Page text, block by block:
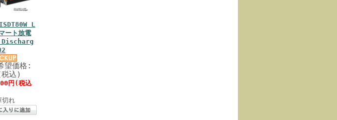
L
ート放電
Discharg
望価格:
込)
円(税込
切れ